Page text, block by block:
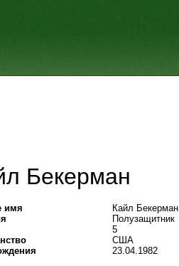
Бекерман
имя
Кайл Бекерман
Полузащитник
5
США
23.04.1982